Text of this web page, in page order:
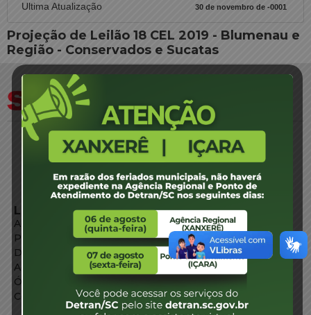
Ultima Atualização 30 de novembro de -0001
Projeção de Leilão 18 CEL 2019 - Blumenau e
Região - Conservados e Sucatas
LINKS EXTERNOS
Agência de Notícias
Portal de Serviços
Diário Oficial
Acesso à Informação
Órgãos do Governo
Conheça SC